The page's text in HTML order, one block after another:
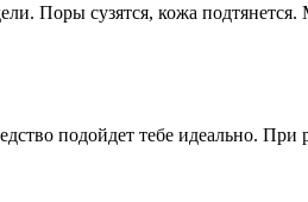
Поры сузятся, кожа
подойдет тебе идеально.